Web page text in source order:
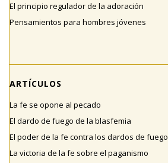
El principio regulador de la adoración
Pensamientos para hombres jóvenes
ARTÍCULOS
La fe se opone al pecado
El dardo de fuego de la blasfemia
El poder de la fe contra los dardos de fuego
La victoria de la fe sobre el paganismo